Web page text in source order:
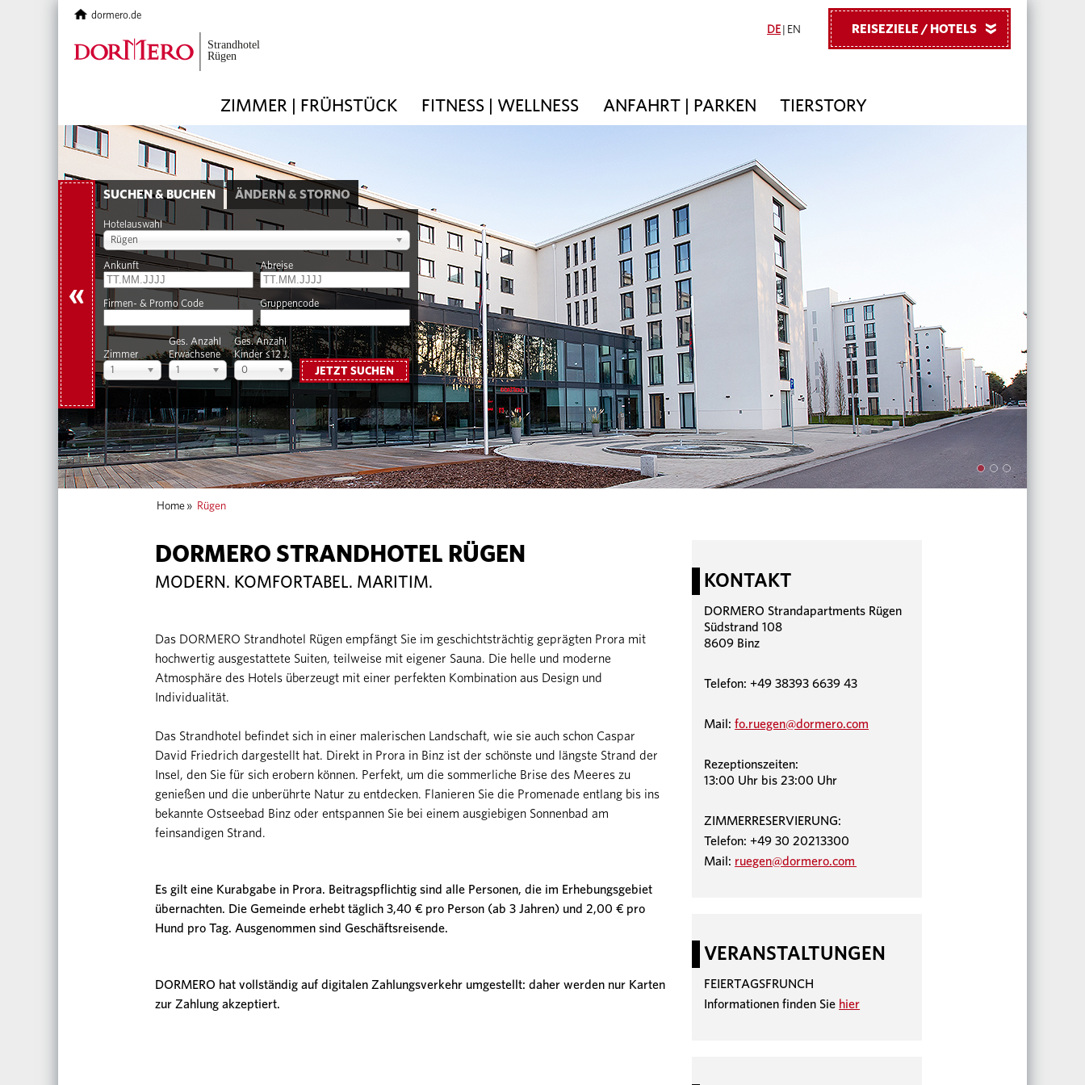
DE EN
ZIMMER | FRÜHSTÜCK FITNESS | WELLNESS ANFAHRT | PARKEN TIERSTORY
dormero.de
REISEZIELE / HOTELS »
«
SUCHEN & BUCHEN ÄNDERN & STORNO
Hotelauswahl
Rügen
Ankunft Abreise
Firmen- & Promo Code Gruppencode
Zimmer
1
Ges. Anzahl
Erwachsene
1
Ges. Anzahl
Kinder ≤12 J.
0
JETZT SUCHEN
Home » Rügen
DORMERO STRANDHOTEL RÜGEN
MODERN. KOMFORTABEL. MARITIM.
Das DORMERO Strandhotel Rügen empfängt Sie im geschichtsträchtig geprägten Prora mit
hochwertig ausgestattete Suiten, teilweise mit eigener Sauna. Die helle und moderne
Atmosphäre des Hotels überzeugt mit einer perfekten Kombination aus Design und
Individualität.
Das Strandhotel befindet sich in einer malerischen Landschaft, wie sie auch schon Caspar
David Friedrich dargestellt hat. Direkt in Prora in Binz ist der schönste und längste Strand der
Insel, den Sie für sich erobern können. Perfekt, um die sommerliche Brise des Meeres zu
genießen und die unberührte Natur zu entdecken. Flanieren Sie die Promenade entlang bis ins
bekannte Ostseebad Binz oder entspannen Sie bei einem ausgiebigen Sonnenbad am
feinsandigen Strand.
Es gilt eine Kurabgabe in Prora. Beitragspflichtig sind alle Personen, die im Erhebungsgebiet
übernachten. Die Gemeinde erhebt täglich 3,40 € pro Person (ab 3 Jahren) und 2,00 € pro
Hund pro Tag. Ausgenommen sind Geschäftsreisende.
DORMERO hat vollständig auf digitalen Zahlungsverkehr umgestellt: daher werden nur Karten
zur Zahlung akzeptiert.
KONTAKT
DORMERO Strandapartments Rügen
Südstrand 108
8609 Binz
Telefon: +49 38393 6639 43
Mail:fo.ruegen@dormero.com
Rezeptionszeiten:
13:00 Uhr bis 23:00 Uhr
ZIMMERRESERVIERUNG:
Telefon: +49 30 20213300
Mail: ruegen@dormero.com
VERANSTALTUNGEN
FEIERTAGSFRUNCH
Informationen finden Sie hier